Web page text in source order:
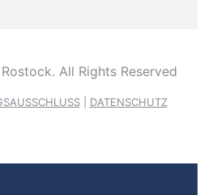
All Rights Reserved
| DATENSCHUTZ